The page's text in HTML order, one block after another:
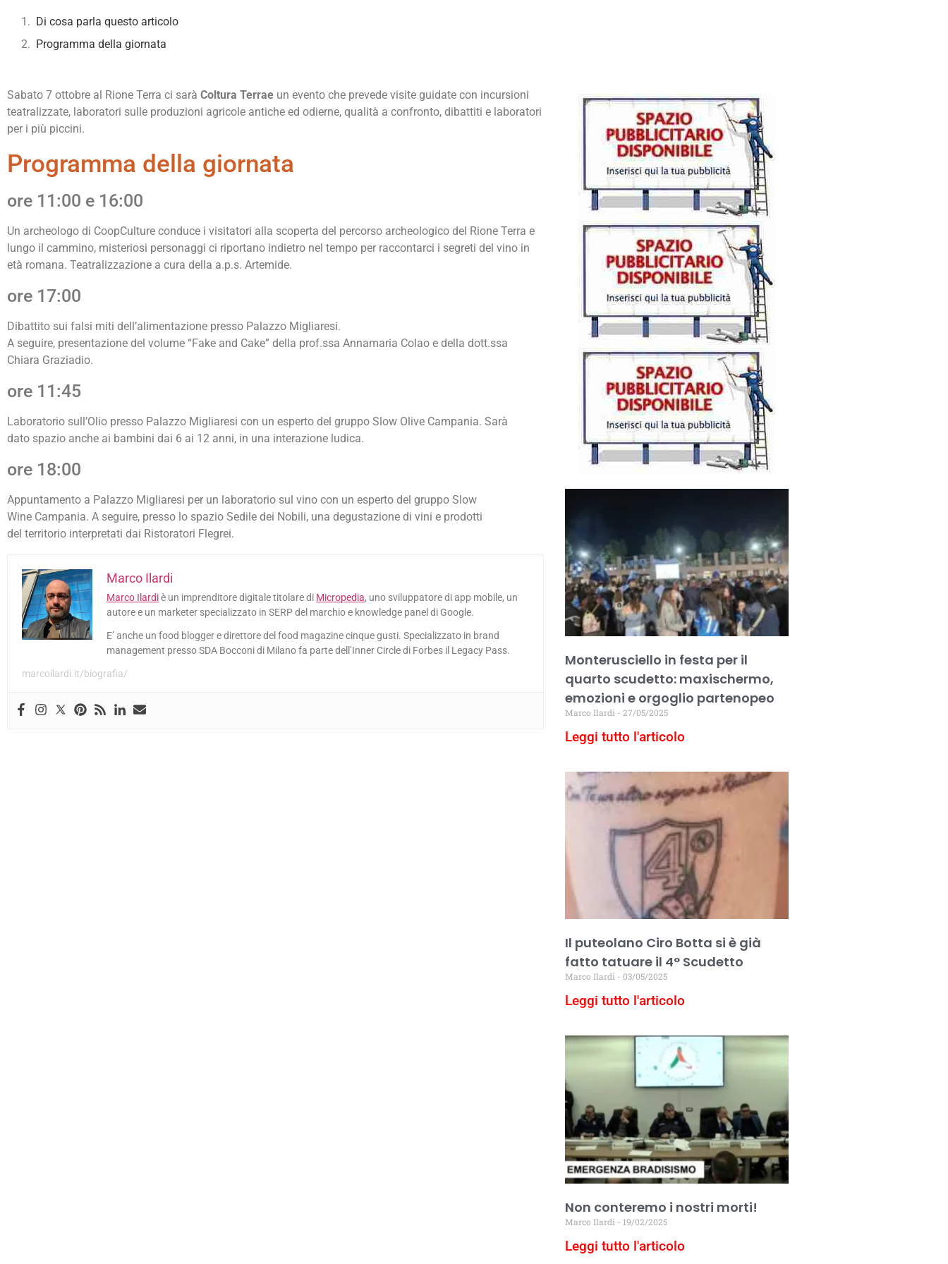
Di cosa parla questo articolo
Programma della giornata
Sabato 7 ottobre al Rione Terra ci sarà Coltura Terrae un evento che prevede visite guidate con incursioni
teatralizzate, laboratori sulle produzioni agricole antiche ed odierne, qualità a confronto, dibattiti e laboratori
per i più piccini.
Programma della giornata
ore 11:00 e 16:00
Un archeologo di CoopCulture conduce i visitatori alla scoperta del percorso archeologico del Rione Terra e
lungo il cammino, misteriosi personaggi ci riportano indietro nel tempo per raccontarci i segreti del vino in
età romana. Teatralizzazione a cura della a.p.s. Artemide.
ore 17:00
Dibattito sui falsi miti dell’alimentazione presso Palazzo Migliaresi.
A seguire, presentazione del volume “Fake and Cake” della prof.ssa Annamaria Colao e della dott.ssa
Chiara Graziadio.
ore 11:45
Laboratorio sull’Olio presso Palazzo Migliaresi con un esperto del gruppo Slow Olive Campania. Sarà
dato spazio anche ai bambini dai 6 ai 12 anni, in una interazione ludica.
ore 18:00
Appuntamento a Palazzo Migliaresi per un laboratorio sul vino con un esperto del gruppo Slow
Wine Campania. A seguire, presso lo spazio Sedile dei Nobili, una degustazione di vini e prodotti
del territorio interpretati dai Ristoratori Flegrei.
Marco Ilardi
Marco Ilardiè un imprenditore digitale titolare di Micropedia, uno sviluppatore di app mobile, un
autore e un marketer specializzato in SERP del marchio e knowledge panel di Google.
E’ anche un food blogger e direttore del food magazine cinque gusti. Specializzato in brand
management presso SDA Bocconi di Milano fa parte dell’Inner Circle di Forbes il Legacy Pass.
marcoilardi.it/biografia/
Monterusciello in festa per il
quarto scudetto: maxischermo,
emozioni e orgoglio partenopeo
Marco Ilardi 27/05/2025
Leggi tutto l'articolo
Il puteolano Ciro Botta si è già
fatto tatuare il 4° Scudetto
Marco Ilardi 03/05/2025
Leggi tutto l'articolo
Non conteremo i nostri morti!
Marco Ilardi 19/02/2025
Leggi tutto l'articolo